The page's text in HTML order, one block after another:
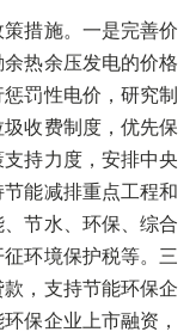
措施。一是完善价
热余压发电的价格
罚性电价，研究制
收费制度，优先保
持力度，安排中央
能减排重点工程和
节水、环保、综合
环境保护税等。三
，支持节能环保企
保企业上市融资，